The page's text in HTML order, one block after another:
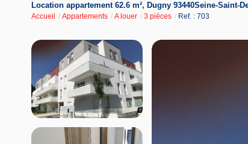
Location appartement 62.6 m², Dugny 93440Seine-Saint-
Accueil Appartements A louer 3 pièces Ref. : 703